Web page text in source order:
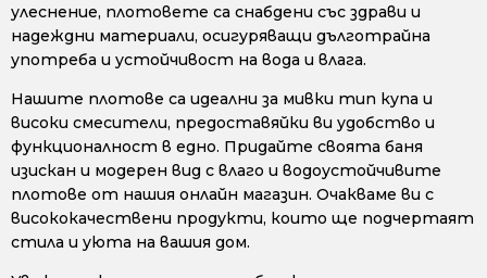
улеснение, плотовете са снабдени със здрави и
надеждни материали, осигуряващи дълготрайна
употреба и устойчивост на вода и влага.
Нашите плотове са идеални за мивки тип купа и
високи смесители, предоставяйки ви удобство и
функционалност в едно. Придайте своята баня
изискан и модерен вид с влаго и водоустойчивите
плотове от нашия онлайн магазин. Очакваме ви с
висококачествени продукти, които ще подчертаят
стила и уюта на вашия дом.